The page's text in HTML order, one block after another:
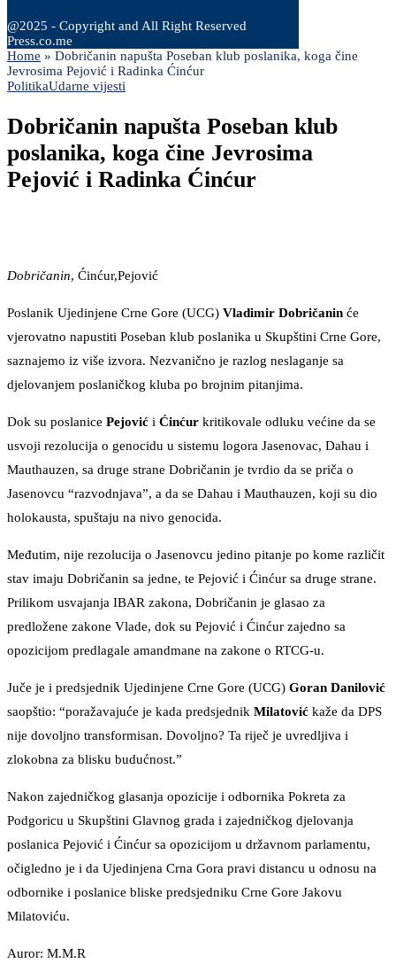
@2025 - Copyright and All Right Reserved
Press.co.me
Home » Dobričanin napušta Poseban klub poslanika, koga čine
Jevrosima Pejović i Radinka Ćinćur
PolitikaUdarne vijesti
Dobričanin napušta Poseban klub
poslanika, koga čine Jevrosima
Pejović i Radinka Ćinćur
Dobričanin, Ćinćur,Pejović
Poslanik Ujedinjene Crne Gore (UCG) Vladimir Dobričanin će
vjerovatno napustiti Poseban klub poslanika u Skupštini Crne Gore,
saznajemo iz više izvora. Nezvanično je razlog neslaganje sa
djelovanjem poslaničkog kluba po brojnim pitanjima.
Dok su poslanice Pejović i Ćinćur kritikovale odluku većine da se
usvoji rezolucija o genocidu u sistemu logora Jasenovac, Dahau i
Mauthauzen, sa druge strane Dobričanin je tvrdio da se priča o
Jasenovcu “razvodnjava”, a da se Dahau i Mauthauzen, koji su dio
holokausta, spuštaju na nivo genocida.
Međutim, nije rezolucija o Jasenovcu jedino pitanje po kome različit
stav imaju Dobričanin sa jedne, te Pejović i Ćinćur sa druge strane.
Prilikom usvajanja IBAR zakona, Dobričanin je glasao za
predložene zakone Vlade, dok su Pejović i Ćinćur zajedno sa
opozicijom predlagale amandmane na zakone o RTCG-u.
Juče je i predsjednik Ujedinjene Crne Gore (UCG) Goran Danilović
saopštio: “poražavajuće je kada predsjednik Milatović kaže da DPS
nije dovoljno transformisan. Dovoljno? Ta riječ je uvredljiva i
zlokobna za blisku budućnost.”
Nakon zajedničkog glasanja opozicije i odbornika Pokreta za
Podgoricu u Skupštini Glavnog grada i zajedničkog djelovanja
poslanica Pejović i Ćinćur sa opozicijom u državnom parlamentu,
očigledno je i da Ujedinjena Crna Gora pravi distancu u odnosu na
odbornike i poslanice bliske predsjedniku Crne Gore Jakovu
Milatoviću.
Auror: M.M.R